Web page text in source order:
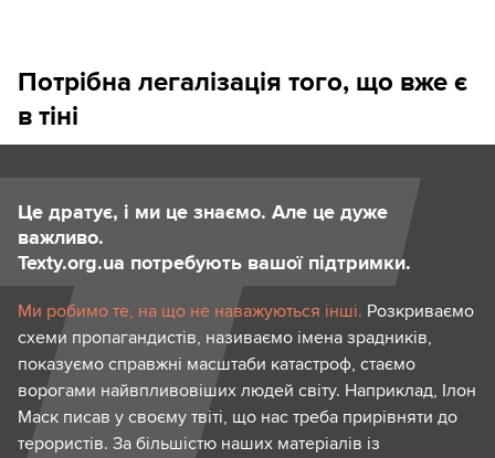
Потрібна легалізація того, що вже є
в тіні
Це дратує, і ми це знаємо. Але це дуже
важливо.
Texty.org.ua потребують вашої підтримки.
Ми робимо те, на що не наважуються інші. Розкриваємо
схеми пропагандистів, називаємо імена зрадників,
показуємо справжні масштаби катастроф, стаємо
ворогами найвпливовіших людей світу. Наприклад, Ілон
Маск писав у своєму твіті, що нас треба прирівняти до
терористів. За більшістю наших матеріалів із